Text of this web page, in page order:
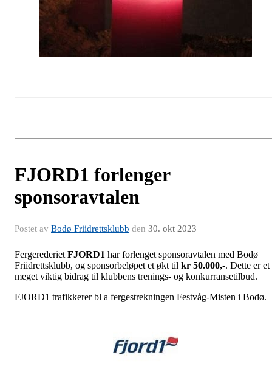
FJORD1 forlenger
sponsoravtalen
Postet av Bodø Friidrettsklubb den 30. okt 2023
Fergerederiet FJORD1 har forlenget sponsoravtalen med Bodø
Friidrettsklubb, og sponsorbeløpet et økt til kr 50.000,-. Dette er et
meget viktig bidrag til klubbens trenings- og konkurransetilbud.
FJORD1 trafikkerer bl a fergestrekningen Festvåg-Misten i Bodø.